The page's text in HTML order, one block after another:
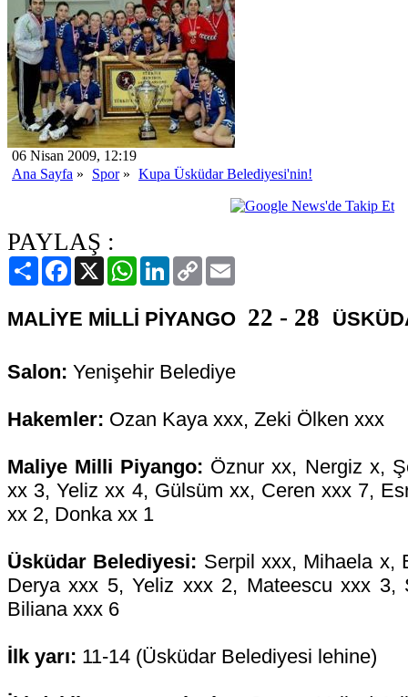
06 Nisan 2009, 12:19
Ana Sayfa » Spor» Kupa Üsküdar Belediyesi'nin!
PAYLAŞ :
PaylaşFacebook
X WhatsAppLinkedIn
Copy
Link
MALİYE MİLLİ PİYANGO 22 - 28
Salon: Yenişehir Belediye
Hakemler: Ozan Kaya xxx, Zeki Ölken xxx
Maliye Milli Piyango: Öznur xx, Nergiz x,
xx 3, Yeliz xx 4, Gülsüm xx, Ceren xxx 7,
xx 2, Donka xx 1
Üsküdar Belediyesi: Serpil xxx, Mihaela x,
Derya xxx 5, Yeliz xxx 2, Mateescu xxx 3,
Biliana xxx 6
İlk yarı: 11-14 (Üsküdar Belediyesi lehine)